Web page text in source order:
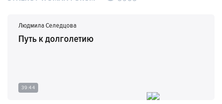
Людмила Селедцова
Путь к долголетию
39:44